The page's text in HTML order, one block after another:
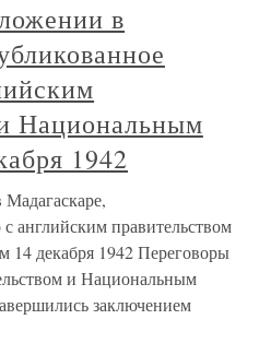
в
Национальным
1942
английским правительством
декабря 1942 Переговоры
и Национальным
заключением